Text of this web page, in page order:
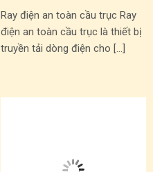
Ray điện an toàn cầu trục Ray
điện an toàn cầu trục là thiết bị
truyền tải dòng điện cho […]